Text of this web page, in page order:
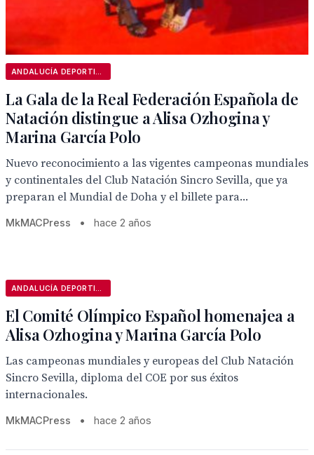
La Gala de la Real Federación Española de
Natación distingue a Alisa Ozhogina y
Marina García Polo
Nuevo reconocimiento a las vigentes campeonas mundiales
y continentales del Club Natación Sincro Sevilla, que ya
preparan el Mundial de Doha y el billete para...
MkMACPress • hace 2 años
El Comité Olímpico Español homenajea a
Alisa Ozhogina y Marina García Polo
Las campeonas mundiales y europeas del Club Natación
Sincro Sevilla, diploma del COE por sus éxitos
internacionales.
MkMACPress • hace 2 años